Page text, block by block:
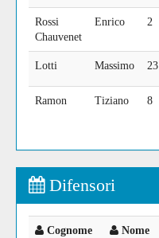
Rossi
Chauvenet
Enrico 2
Lotti Massimo 23
Ramon Tiziano 8
Difensori
Cognome
Nome